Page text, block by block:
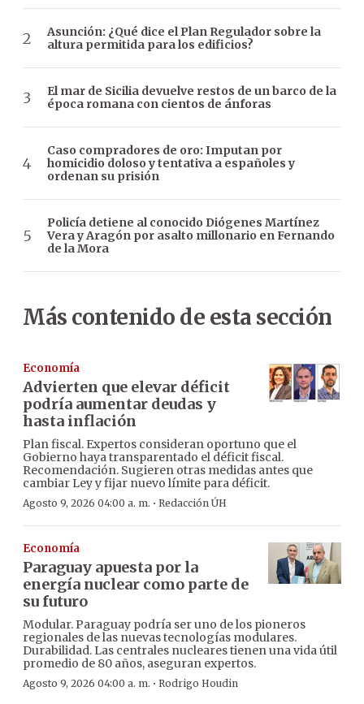
Asunción: ¿Qué dice el Plan Regulador sobre la
altura permitida para los edificios?
El mar de Sicilia devuelve restos de un barco de la
época romana con cientos de ánforas
Caso compradores de oro: Imputan por
homicidio doloso y tentativa a españoles y
ordenan su prisión
Policía detiene al conocido Diógenes Martínez
Vera y Aragón por asalto millonario en Fernando
de la Mora
Más contenido de esta sección
Economía
Advierten que elevar déficit
podría aumentar deudas y
hasta inflación
Plan fiscal. Expertos consideran oportuno que el
Gobierno haya transparentado el déficit fiscal.
Recomendación. Sugieren otras medidas antes que
cambiar Ley y fijar nuevo límite para déficit.
Agosto 9, 2026 04:00 a. m. · Redacción ÚH
Economía
Paraguay apuesta por la
energía nuclear como parte de
su futuro
Modular. Paraguay podría ser uno de los pioneros
regionales de las nuevas tecnologías modulares.
Durabilidad. Las centrales nucleares tienen una vida útil
promedio de 80 años, aseguran expertos.
Agosto 9, 2026 04:00 a. m. · Rodrigo Houdin